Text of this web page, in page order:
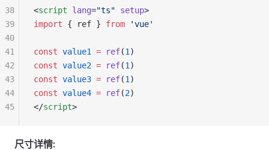
<script lang="ts" setup>
import { ref } from 'vue'
const value1 = ref(1 )
const value2 = ref(1 )
const value3 = ref(1 )
const value4 = ref(2)
</script>
38
39
40
41
42
43
44
45
尺寸详情: